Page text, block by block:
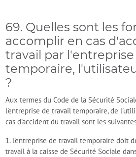
69. Quelles sont les
accomplir en cas
travail par
temporaire,
?
Aux termes du Code de la Sécurité
l'entreprise de travail temporaire, de
cas d'accident du travail sont les
1. l'entreprise de travail temporaire doit
travail à la caisse de Sécurité Sociale